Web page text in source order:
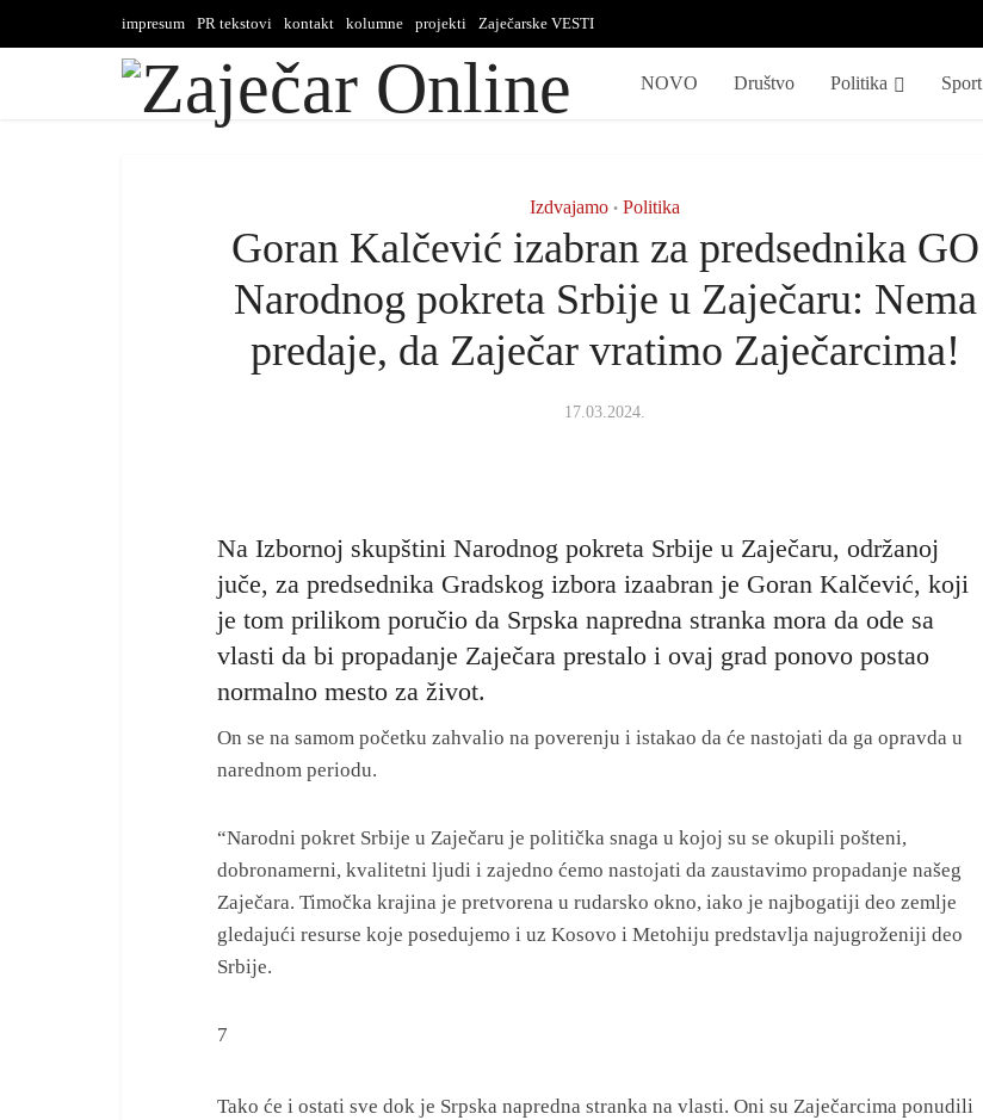
impresum PR tekstovi kontakt kolumne projekti Zaječarske VESTI
NOVO Društvo Politika Sport
Izdvajamo • Politika
Goran Kalčević izabran za predsednika GO
Narodnog pokreta Srbije u Zaječaru: Nema
predaje, da Zaječar vratimo Zaječarcima!
17.03.2024.
Na Izbornoj skupštini Narodnog pokreta Srbije u Zaječaru, održanoj
juče, za predsednika Gradskog izbora izaabran je Goran Kalčević, koji
je tom prilikom poručio da Srpska napredna stranka mora da ode sa
vlasti da bi propadanje Zaječara prestalo i ovaj grad ponovo postao
normalno mesto za život.
On se na samom početku zahvalio na poverenju i istakao da će nastojati da ga opravda u
narednom periodu.
“Narodni pokret Srbije u Zaječaru je politička snaga u kojoj su se okupili pošteni,
dobronamerni, kvalitetni ljudi i zajedno ćemo nastojati da zaustavimo propadanje našeg
Zaječara. Timočka krajina je pretvorena u rudarsko okno, iako je najbogatiji deo zemlje
gledajući resurse koje posedujemo i uz Kosovo i Metohiju predstavlja najugroženiji deo
Srbije.
7
Tako će i ostati sve dok je Srpska napredna stranka na vlasti. Oni su Zaječarcima ponudili